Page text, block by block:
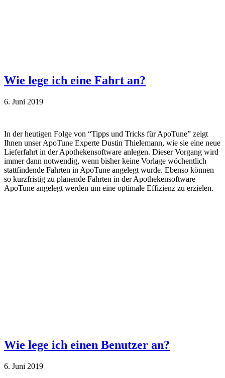
Wie lege ich eine Fahrt an?
6. Juni 2019
In der heutigen Folge von “Tipps und Tricks für ApoTune” zeigt
Ihnen unser ApoTune Experte Dustin Thielemann, wie sie eine neue
Lieferfahrt in der Apothekensoftware anlegen. Dieser Vorgang wird
immer dann notwendig, wenn bisher keine Vorlage wöchentlich
stattfindende Fahrten in ApoTune angelegt wurde. Ebenso können
so kurzfristig zu planende Fahrten in der Apothekensoftware
ApoTune angelegt werden um eine optimale Effizienz zu erzielen.
Wie lege ich einen Benutzer an?
6. Juni 2019